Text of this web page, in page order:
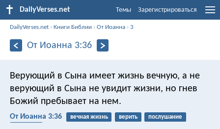
DailyVerses.net Темы Зарегистрироваться
DailyVerses.net ›Книги Библии ›От Иоанна ›3
От Иоанна 3:36
Верующий в Сына имеет жизнь вечную, а не
верующий в Сына не увидит жизни, но гнев
Божий пребывает на нем.
От Иоанна 3:36 вечная жизнь верить
послушание